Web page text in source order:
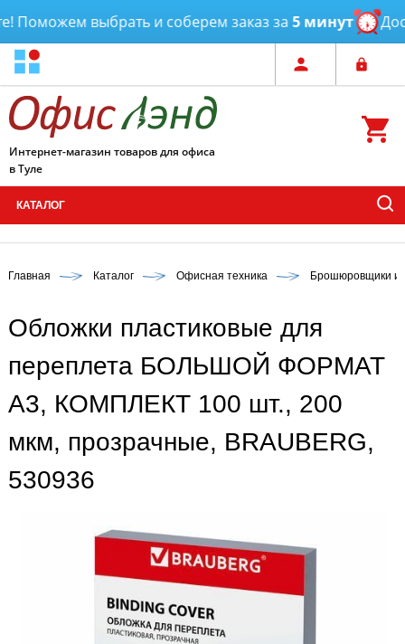
выбрать и соберем заказ за5 минут
Интернет-магазин товаров для офиса
в Туле
КАТАЛОГ
Главная Каталог Офисная техника Брошюровщики и
Обложки пластиковые для
переплета БОЛЬШОЙ ФОРМАТ
А3, КОМПЛЕКТ 100 шт., 200
мкм, прозрачные, BRAUBERG,
530936